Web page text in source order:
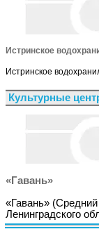
Истринское
Истринское
Культурные
«Гавань»
«Гавань» (Средний
Ленинградского